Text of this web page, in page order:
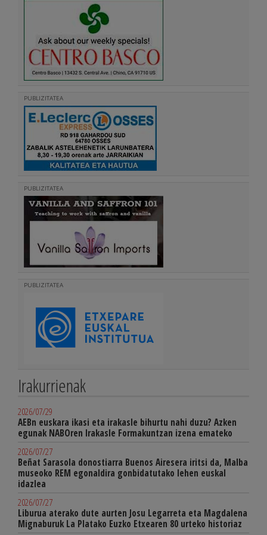
PUBLIZITATEA
PUBLIZITATEA
PUBLIZITATEA
Irakurrienak
2026/07/29
AEBn euskara ikasi eta irakasle bihurtu nahi duzu? Azken
egunak NABOren Irakasle Formakuntzan izena emateko
2026/07/27
Beñat Sarasola donostiarra Buenos Airesera iritsi da, Malba
museoko REM egonaldira gonbidatutako lehen euskal
idazlea
2026/07/27
Liburua aterako dute aurten Josu Legarreta eta Magdalena
Mignaburuk La Platako Euzko Etxearen 80 urteko historiaz